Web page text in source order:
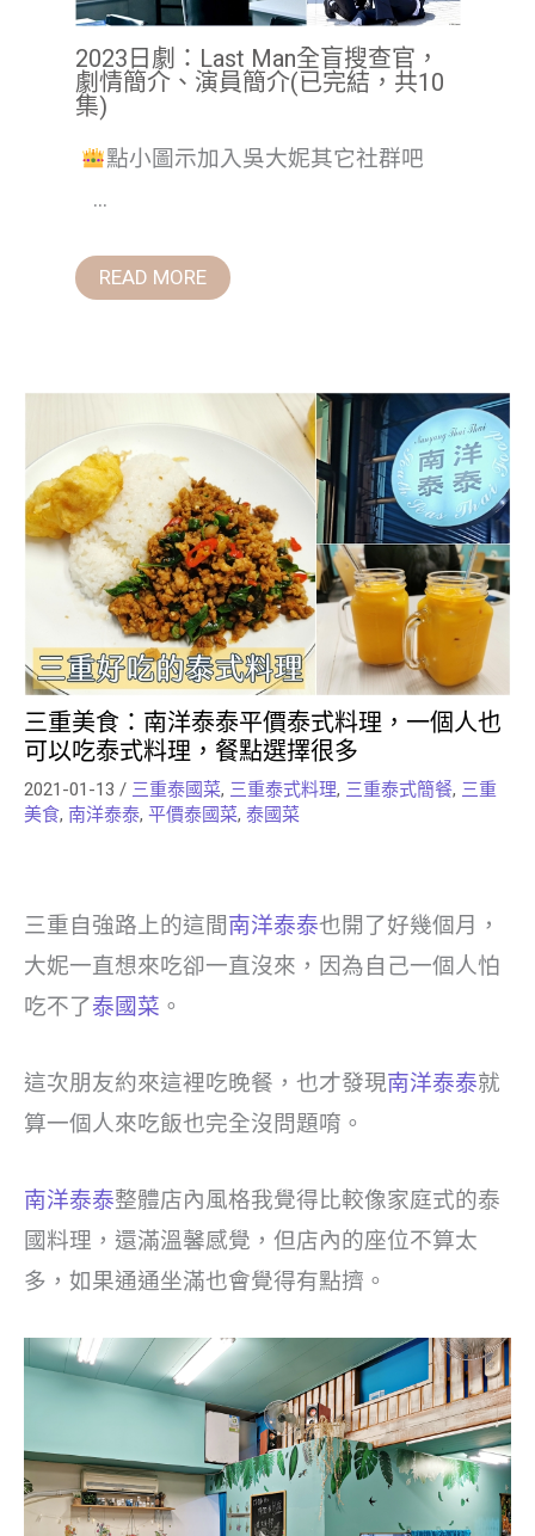
2023日劇：Last Man全盲搜查官，
劇情簡介、演員簡介(已完結，共10
集)
點小圖示加入吳大妮其它社群吧
...
READ MORE
三重美食：南洋泰泰平價泰式料理，一個人也
可以吃泰式料理，餐點選擇很多
2021-01-13 / 三重泰國菜, 三重泰式料理, 三重泰式簡餐, 三重
美食, 南洋泰泰, 平價泰國菜, 泰國菜
三重自強路上的這間南洋泰泰也開了好幾個月，
大妮一直想來吃卻一直沒來，因為自己一個人怕
吃不了泰國菜 。
這次朋友約來這裡吃晚餐，也才發現南洋泰泰就
算一個人來吃飯也完全沒問題唷。
南洋泰泰整體店內風格我覺得比較像家庭式的泰
國料理，還滿溫馨感覺，但店內的座位不算太
多，如果通通坐滿也會覺得有點擠。